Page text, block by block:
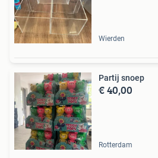
Wierden
Partij snoep
€ 40,00
Rotterdam